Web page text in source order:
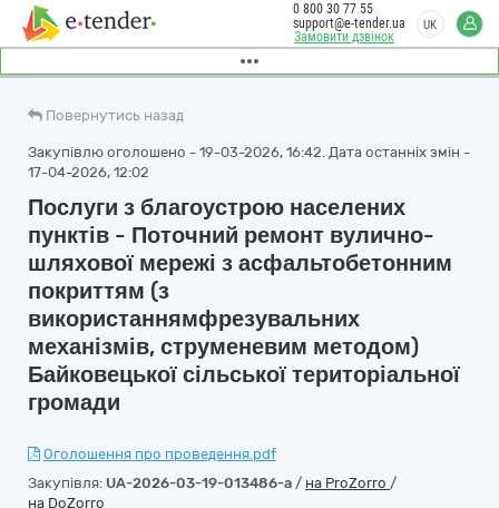
Замовити дзвінок
0 800 30 77 55
support@e-tender.ua
UK
Повернутись назад
Закупівлю оголошено - 19-03-2026, 16:42. Дата останніх змін -
17-04-2026, 12:02
Послуги з благоустрою населених
пунктів - Поточний ремонт вулично-
шляхової мережі з асфальтобетонним
покриттям (з
використаннямфрезувальних
механізмів, струменевим методом)
Байковецької сільської територіальної
громади
Оголошення про проведення.pdf
Закупівля: UA-2026-03-19-013486-a / на ProZorro /
на DoZorro